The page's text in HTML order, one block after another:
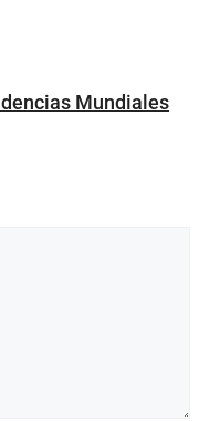
Mundiales